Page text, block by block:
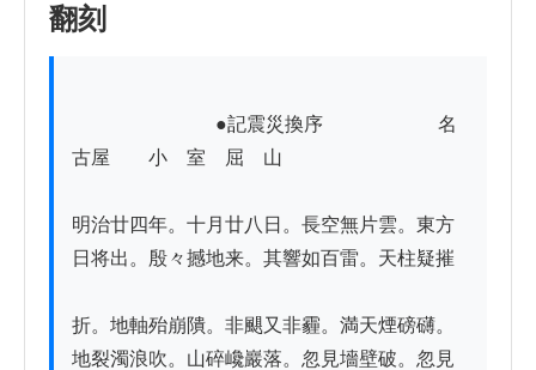
翻刻
古屋　　小　室　屈　山
明治廿四年。十月廿八日。長空無片雲。東方
日将出。殷々撼地来。其響如百雷。天柱疑摧
折。地軸殆崩隤。非颶又非霾。満天煙磅礴。
地裂濁浪吹。山碎巉巖落。忽見墻壁破。忽見